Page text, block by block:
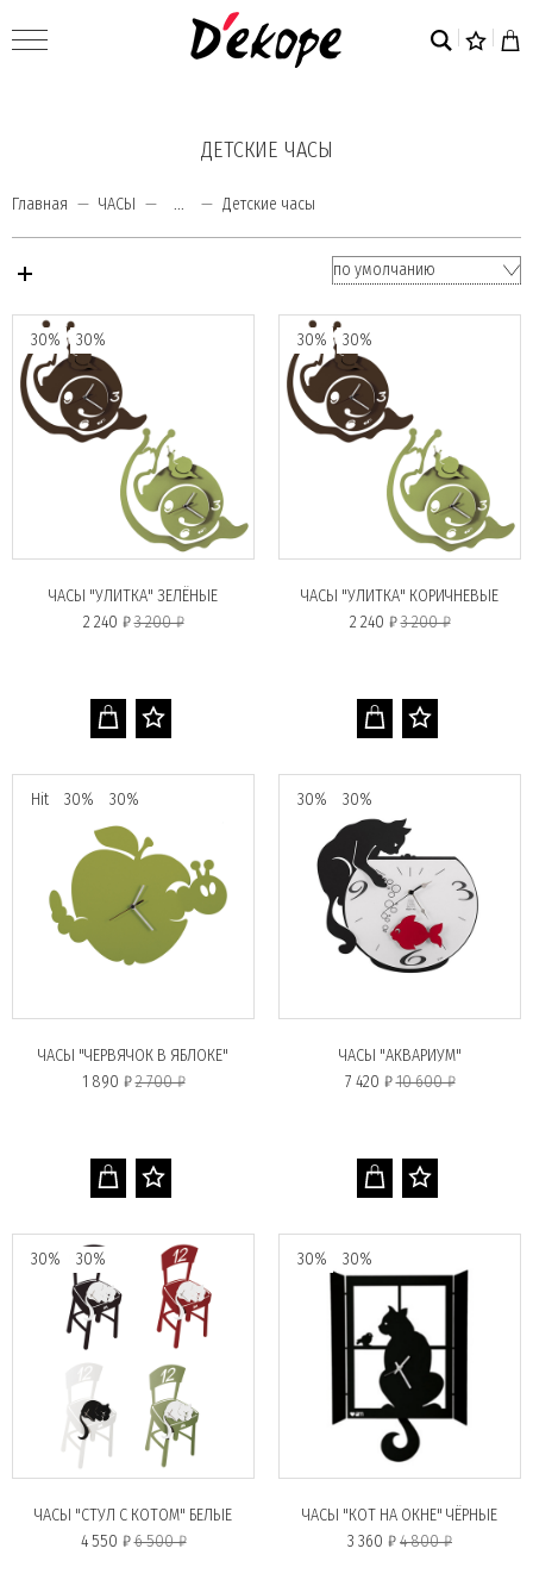
ДЕТСКИЕ ЧАСЫ
Главная ЧАСЫ ... Детские часы
30% 30%
ЧАСЫ "УЛИТКА" ЗЕЛЁНЫЕ
2 240 ₽3 200 ₽
30% 30%
ЧАСЫ "УЛИТКА" КОРИЧНЕВЫЕ
2 240 ₽3 200 ₽
Hit 30% 30%
ЧАСЫ "ЧЕРВЯЧОК В ЯБЛОКЕ"
1 890 ₽2 700 ₽
30% 30%
ЧАСЫ "АКВАРИУМ"
7 420 ₽10 600 ₽
30% 30%
ЧАСЫ "СТУЛ С КОТОМ" БЕЛЫЕ
4 550 ₽6 500 ₽
30% 30%
ЧАСЫ "КОТ НА ОКНЕ" ЧЁРНЫЕ
3 360 ₽4 800 ₽